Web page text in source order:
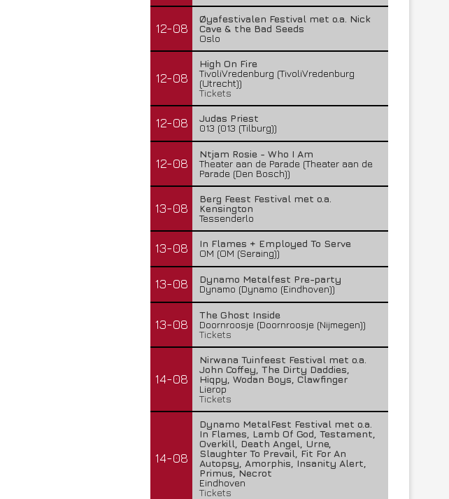
12-08
Øyafestivalen Festival met o.a. Nick
Cave & the Bad Seeds
Oslo
12-08
High On Fire
TivoliVredenburg (TivoliVredenburg
(Utrecht))
Tickets
12-08
Judas Priest
013 (013 (Tilburg))
12-08
Ntjam Rosie - Who I Am
Theater aan de Parade (Theater aan de
Parade (Den Bosch))
13-08
Berg Feest Festival met o.a.
Kensington
Tessenderlo
13-08
In Flames + Employed To Serve
OM (OM (Seraing))
13-08
Dynamo Metalfest Pre-party
Dynamo (Dynamo (Eindhoven))
13-08
The Ghost Inside
Doornroosje (Doornroosje (Nijmegen))
Tickets
14-08
Nirwana Tuinfeest Festival met o.a.
John Coffey, The Dirty Daddies,
Hiqpy, Wodan Boys, Clawfinger
Lierop
Tickets
14-08
Dynamo MetalFest Festival met o.a.
In Flames, Lamb Of God, Testament,
Overkill, Death Angel, Urne,
Slaughter To Prevail, Fit For An
Autopsy, Amorphis, Insanity Alert,
Primus, Necrot
Eindhoven
Tickets